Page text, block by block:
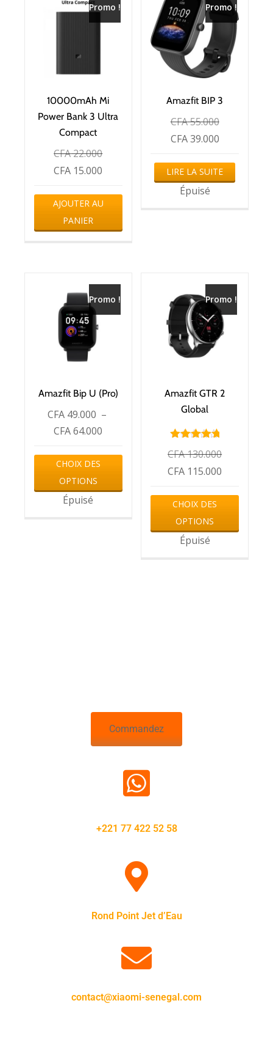
Promo !
10000mAh Mi
Power Bank 3 Ultra
Compact
CFA22.000
CFA 15.000
AJOUTER AU
PANIER
Promo !
Amazfit BIP 3
CFA55.000
CFA39.000
LIRE LA SUITE
Épuisé
Promo !
Amazfit Bip U (Pro)
CFA49.000 –
CFA64.000
CHOIX DES
OPTIONS
Épuisé
Promo !
Amazfit GTR 2
Global
5.00
sur 5
CFA130.000
CFA 115.000
CHOIX DES
OPTIONS
Épuisé
Commandez
+221 77 422 52 58
Rond Point Jet d’Eau
contact@xiaomi-senegal.com